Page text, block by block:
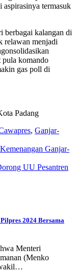
aspirasinya termasuk
berbagai kalangan di
relawan menjadi
pula komando
gas poll di
Padang
, Ganjar-
Ganjar-
UU Pesantren
2024 Bersama
Menteri
(Menko